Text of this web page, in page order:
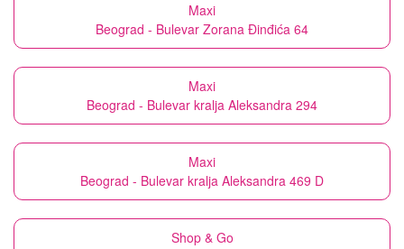
Maxi
Beograd - Bulevar Zorana Đinđića 64
Maxi
Beograd - Bulevar kralja Aleksandra 294
Maxi
Beograd - Bulevar kralja Aleksandra 469 D
Shop & Go